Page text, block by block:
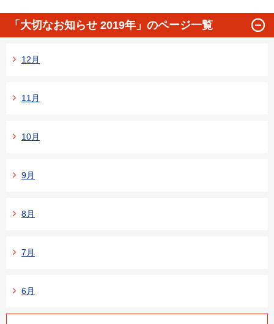
「大切なお知らせ 2019年」のページ一覧
12月
11月
10月
9月
8月
7月
6月